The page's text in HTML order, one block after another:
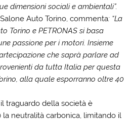
dimensioni sociali e ambientali”.
Auto Torino, commenta: “La
Torino e PETRONAS si basa
passione per i motori. Insieme
che saprà parlare ad
da tutta Italia per questa
alla quale esporranno oltre 40
traguardo della società è
neutralità carbonica, limitando il